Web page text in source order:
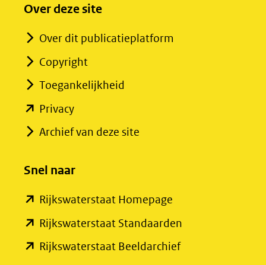
Over deze site
Over dit publicatieplatform
Copyright
Toegankelijkheid
Privacy(opent
in
venster)
naar
een
andere
Archief van deze site
Snel naar
Rijkswaterstaat Homepage
in
Rijkswaterstaat Standaarden
Rijkswaterstaat Beeldarchief(opent